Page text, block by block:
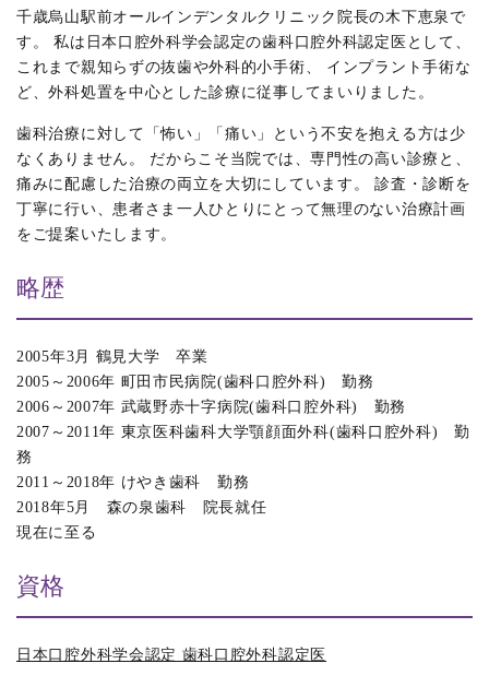
千歳烏山駅前オールインデンタルクリニック院長の木下恵泉で
す。 私は日本口腔外科学会認定の歯科口腔外科認定医として、
これまで親知らずの抜歯や外科的小手術、 インプラント手術な
ど、外科処置を中心とした診療に従事してまいりました。
歯科治療に対して「怖い」「痛い」という不安を抱える方は少
なくありません。 だからこそ当院では、専門性の高い診療と、
痛みに配慮した治療の両立を大切にしています。 診査・診断を
丁寧に行い、患者さま一人ひとりにとって無理のない治療計画
をご提案いたします。
略歴
2005年3月 鶴見大学 卒業
2005～2006年 町田市民病院(歯科口腔外科) 勤務
2006～2007年 武蔵野赤十字病院(歯科口腔外科) 勤務
2007～2011年 東京医科歯科大学顎顔面外科(歯科口腔外科) 勤
務
2011～2018年 けやき歯科 勤務
2018年5月 森の泉歯科 院長就任
現在に至る
資格
日本口腔外科学会認定 歯科口腔外科認定医